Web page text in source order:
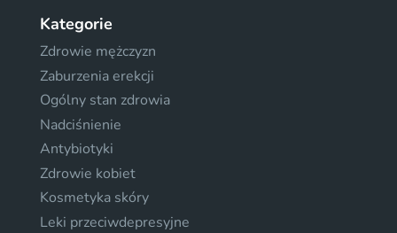
Kategorie
Zdrowie mężczyzn
Zaburzenia erekcji
Ogólny stan zdrowia
Nadciśnienie
Antybiotyki
Zdrowie kobiet
Kosmetyka skóry
Leki przeciwdepresyjne